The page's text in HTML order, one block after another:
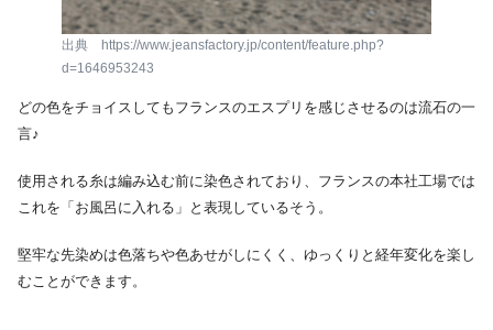
出典 https://www.jeansfactory.jp/content/feature.php?
d=1646953243
どの色をチョイスしてもフランスのエスプリを感じさせるのは流石の一
言♪
使用される糸は編み込む前に染色されており、フランスの本社工場では
これを「お風呂に入れる」と表現しているそう。
堅牢な先染めは色落ちや色あせがしにくく、ゆっくりと経年変化を楽し
むことができます。